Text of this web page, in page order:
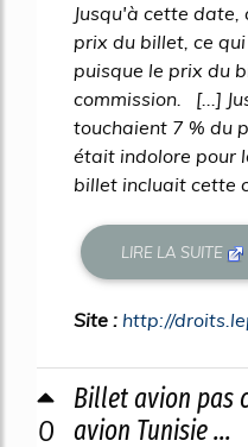
Jusqu'à cette
prix du billet, ce
puisque le prix du
commission. [...]
touchaient 7 % du
était indolore pour
billet incluait cette
LIRE LA SUITE
Site : http://
0
Billet avion pas
avion Tunisie ...